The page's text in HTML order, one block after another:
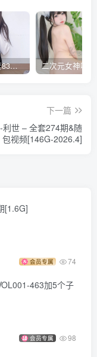
仆[31P-560.7M]
爱丽丝 魔法少女
2V-233.7M]
织梦映像 – 全套83期及视频合集[609G-2026..08]
下一篇
利世 – 全套274期&随
包视频[146G-2026.4]
[1.6G]
会员专属 74
463加5个子
会员专属 98